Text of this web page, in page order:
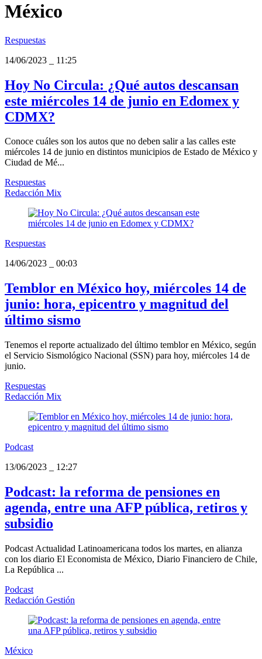
México
Respuestas
14/06/2023
11:25
Hoy No Circula: ¿Qué autos descansan
este miércoles 14 de junio en Edomex y
CDMX?
Conoce cuáles son los autos que no deben salir a las calles este
miércoles 14 de junio en distintos municipios de Estado de México y
Ciudad de Mé...
Respuestas
Redacción Mix
Respuestas
14/06/2023
00:03
Temblor en México hoy, miércoles 14 de
junio: hora, epicentro y magnitud del
último sismo
Tenemos el reporte actualizado del último temblor en México, según
el Servicio Sismológico Nacional (SSN) para hoy, miércoles 14 de
junio.
Respuestas
Redacción Mix
Podcast
13/06/2023
12:27
Podcast: la reforma de pensiones en
agenda, entre una AFP pública, retiros y
subsidio
Podcast Actualidad Latinoamericana todos los martes, en alianza
con los diario El Economista de México, Diario Financiero de Chile,
La República ...
Podcast
Redacción Gestión
México